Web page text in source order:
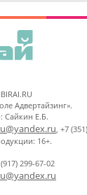
Адвертайзинг».
Сайкин Е.Б.
, +7
16+.
299-67-02